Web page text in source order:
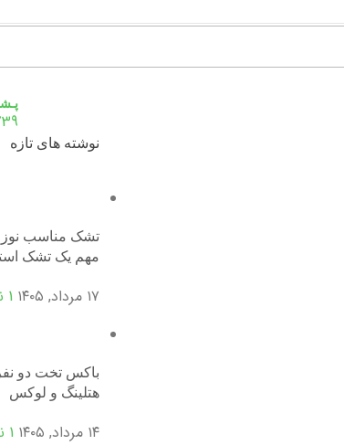
نوشته های تازه
تشک مناسب
مهم یک تشک
۱۷ مرداد, ۱۴۰۵ 1 نظر
باکس تخت دو
هتلینگ و لوکس
۱۴ مرداد, ۱۴۰۵ 1 نظر